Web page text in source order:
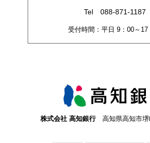
Tel 088-871-1187
受付時間：平日 9：00～17
株式会社 高知銀行高知県高知市堺